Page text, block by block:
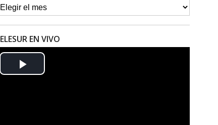
EN VIVO